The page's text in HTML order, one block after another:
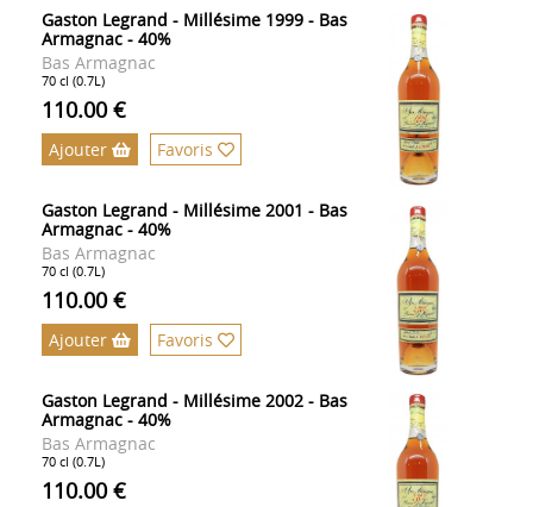
Gaston Legrand - Millésime 1999 - Bas
Armagnac - 40%
Bas Armagnac
70 cl (0.7L)
110.00 €
Ajouter Favoris
Gaston Legrand - Millésime 2001 - Bas
Armagnac - 40%
Bas Armagnac
70 cl (0.7L)
110.00 €
Ajouter Favoris
Gaston Legrand - Millésime 2002 - Bas
Armagnac - 40%
Bas Armagnac
70 cl (0.7L)
110.00 €